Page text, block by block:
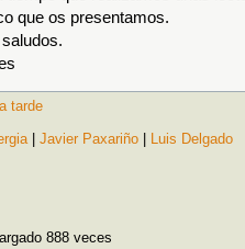
que os presentamos.
tarde
| Javier Paxariño
Luis Delgado
888 veces